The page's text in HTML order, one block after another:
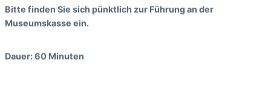
Bitte finden Sie sich pünktlich zur Führung an der
Museumskasse ein.
Dauer: 60 Minuten